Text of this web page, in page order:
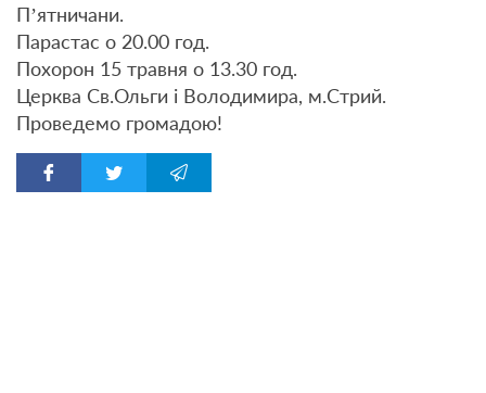
Пʼятничани.
Парастас о 20.00 год.
Похорон 15 травня о 13.30 год.
Церква Св.Ольги і Володимира, м.Стрий.
Проведемо громадою!